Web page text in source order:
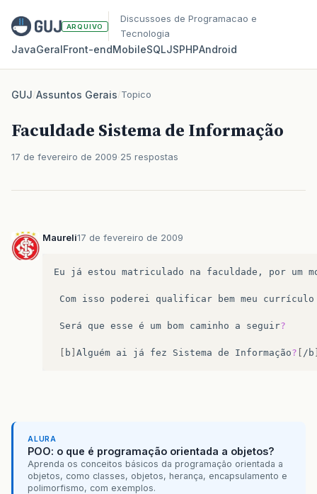
ARQUIVO
Discussoes de Programacao e
Tecnologia
JavaGeralFront‑endMobileSQLJSPHPAndroid
GUJ/Assuntos Gerais/Topico
Faculdade Sistema de Informação
17 de fevereiro de 2009 25 respostas
Maureli17 de fevereiro de 2009
Eu já estou matriculado na faculdade , por um
Com isso poderei qualificar bem meu currículo
Será que esse é um bom caminho a seguir?
b Alguém ai já fez Sistema de Informação? /b
ALURA
POO: o que é programação orientada a objetos?
Aprenda os conceitos básicos da programação orientada a
objetos, como classes, objetos, herança, encapsulamento e
polimorfismo, com exemplos.